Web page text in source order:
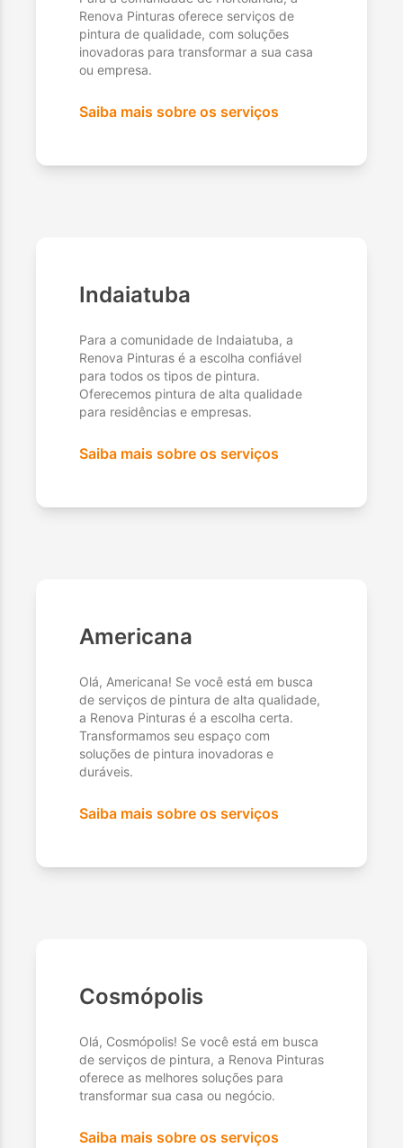
Renova Pinturas oferece serviços de
pintura de qualidade, com soluções
inovadoras para transformar a sua casa
ou empresa.
Saiba mais sobre os serviços
Indaiatuba
Para a comunidade de Indaiatuba, a
Renova Pinturas é a escolha confiável
para todos os tipos de pintura.
Oferecemos pintura de alta qualidade
para residências e empresas.
Saiba mais sobre os serviços
Americana
Olá, Americana! Se você está em busca
de serviços de pintura de alta qualidade,
a Renova Pinturas é a escolha certa.
Transformamos seu espaço com
soluções de pintura inovadoras e
duráveis.
Saiba mais sobre os serviços
Cosmópolis
Olá, Cosmópolis! Se você está em busca
de serviços de pintura, a Renova Pinturas
oferece as melhores soluções para
transformar sua casa ou negócio.
Saiba mais sobre os serviços